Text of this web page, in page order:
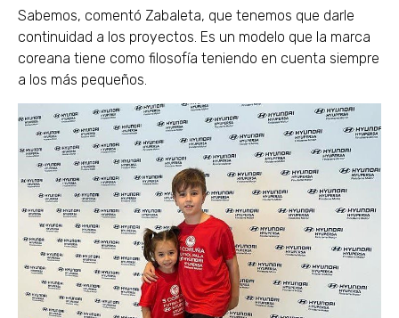
Sabemos, comentó Zabaleta, que tenemos que darle
continuidad a los proyectos. Es un modelo que la marca
coreana tiene como filosofía teniendo en cuenta siempre
a los más pequeños.